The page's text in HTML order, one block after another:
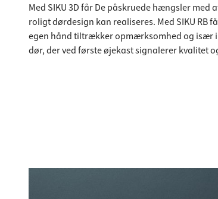
Med SIKU 3D får De påskruede hængsler
roligt dørdesign kan realiseres. Med SIKU RB
egen hånd tiltrækker opmærksomhed og især
dør, der ved første øjekast signalerer kvalitet